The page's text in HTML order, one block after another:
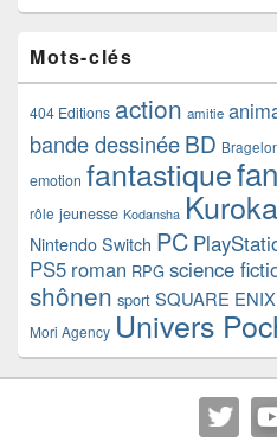
Mots-clés
404 Editions action amitie
bande dessinéeBD
emotion fantastique
rôle jeunesse Kodansha
Nintendo Switch PC
PS5 roman RPG science
shônen sport SQUARE ENIX
Mori Agency Univers